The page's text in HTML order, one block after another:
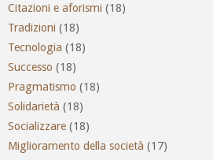
Citazioni e aforismi (18)
Tradizioni (18)
Tecnologia (18)
Successo (18)
Pragmatismo (18)
Solidarietà (18)
Socializzare (18)
Miglioramento della società (17)